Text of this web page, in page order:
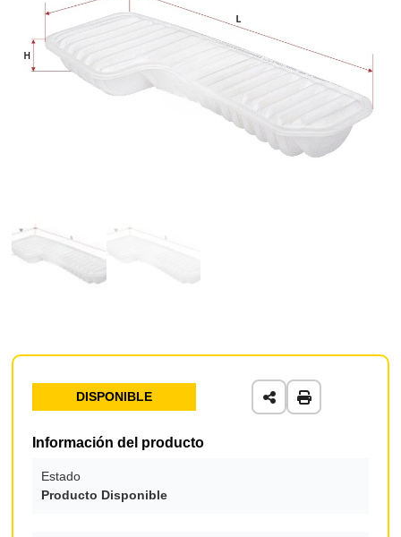
DISPONIBLE
Información del producto
Estado
Producto Disponible